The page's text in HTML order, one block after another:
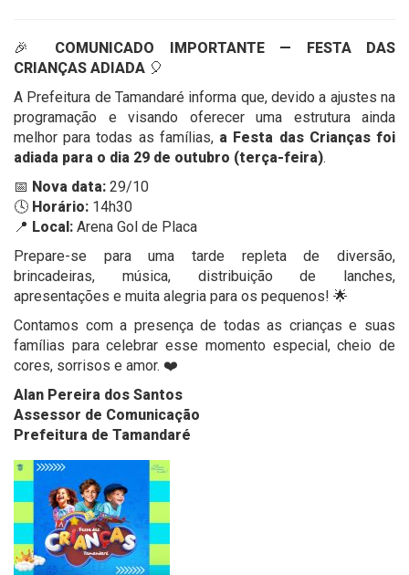
🎉 COMUNICADO IMPORTANTE — FESTA DAS
CRIANÇAS ADIADA 🎈
A Prefeitura de Tamandaré informa que, devido a ajustes na
programação e visando oferecer uma estrutura ainda
melhor para todas as famílias, a Festa das Crianças foi
adiada para o dia 29 de outubro (terça-feira).
📅 Nova data: 29/10
🕓 Horário: 14h30
📍 Local: Arena Gol de Placa
Prepare-se para uma tarde repleta de diversão,
brincadeiras, música, distribuição de lanches,
apresentações e muita alegria para os pequenos! 🌟
Contamos com a presença de todas as crianças e suas
famílias para celebrar esse momento especial, cheio de
cores, sorrisos e amor. ❤️
Alan Pereira dos Santos
Assessor de Comunicação
Prefeitura de Tamandaré